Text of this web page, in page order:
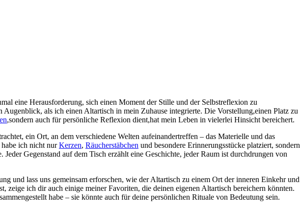
eine Herausforderung, sich einen Moment der Stille und der Selbstreflexion zu
Augenblick, als ich einen Altartisch in mein​ Zuhause integrierte. Die Vorstellung,einen Platz zu
,sondern auch für persönliche Reflexion dient,hat⁣ mein Leben in vielerlei Hinsicht bereichert. ‍
ein⁤ Ort, an dem verschiedene Welten aufeinandertreffen – das Materielle und das
ich nicht nurKerzen, Räucherstäbchen ​ und besondere Erinnerungsstücke platziert, sondern
Jeder Gegenstand ​auf dem Tisch erzählt eine Geschichte, ‍jeder Raum ist durchdrungen von
und lass uns gemeinsam erforschen, wie der Altartisch zu einem Ort der inneren⁤ Einkehr und
zeige ich​ dir auch einige​ meiner Favoriten,‌ die deinen eigenen⁢ Altartisch bereichern könnten.
habe – sie könnte auch für deine persönlichen Rituale von Bedeutung sein.